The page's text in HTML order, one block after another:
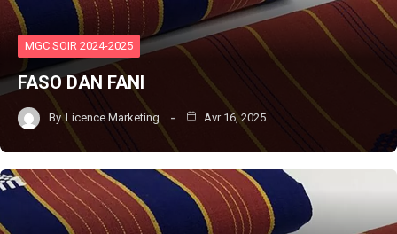
MGC SOIR 2024-2025
FASO DAN FANI
By Licence Marketing Avr 16, 2025